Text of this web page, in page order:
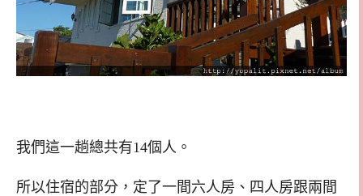
我們這一趟總共有14個人。
所以住宿的部分，定了一間六人房、四人房跟兩間